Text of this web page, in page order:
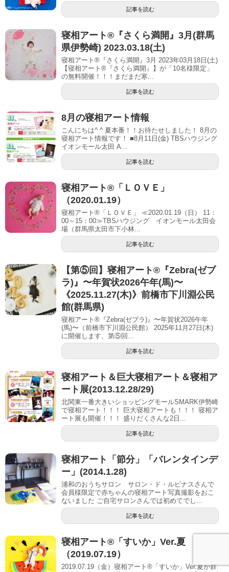
記事を読む
寝相アート®︎『さくら満開』3月(群馬
県伊勢崎) 2023.03.18(土)
寝相アート®『さくら満開』3月 2023年03月18日(土)
【寝相アート®︎『さくら満開』】が「10名様限定」
の無料開催！！！まだまだ寒...
記事を読む
8月の寝相アート情報
こんにちは^ ^ 夏本番！！お待たせしました！ 8月の
寝相アート情報です！ ■8月11日(金) TBSハウジング
イオンモール太田 A...
記事を読む
寝相アート®「ＬＯＶＥ」
（2020.01.19）
寝相アート®「ＬＯＶＥ」 ≪2020.01.19（日） 11：
00～15：00≫TBSハウジング イオンモール太田会
場（群馬県太田市下小林...
記事を読む
【第⑤回】寝相アート®︎『Zebra(ゼブ
ラ)』〜年賀状2026午年(馬)〜
《2025.11.27(木)》前橋市下川淵公民
館(群馬県)
寝相アート®『Zebra(ゼブラ)』〜年賀状2026午年
(馬)〜（前橋市下川淵公民館） 2025年11月27日(木)
に開催します、第⑤回...
記事を読む
寝相アート＆巨大寝相アート＆寝相ア
ート展(2013.12.28/29)
北関東一番大きいショッピングモールSMARK伊勢崎
で寝相アート！！！ 巨大寝相アートも！！！ 寝相ア
ート展も開催！！！ 盛りだくさんな2日...
記事を読む
寝相アート「節分」「バレンタインデ
ー」(2014.1.28)
浦和のおうちサロン サロン・ド・ルピナスさんで
会員様限定で赤ちゃんの寝相アート写真撮影をおこ
ないました ご自宅サロンさんでは初めてでし...
記事を読む
寝相アート®「すいか」Ver.夏
（2019.07.19）
2019.07.19（金）寝相アート®「すいか」Ver.夏が群